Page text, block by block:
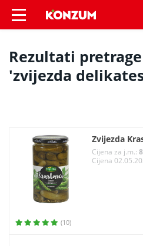
Pretraživanje -
Rezultati
'zvijezda
Zvijezda
Cijena za j.m.:
Cijena
(10)